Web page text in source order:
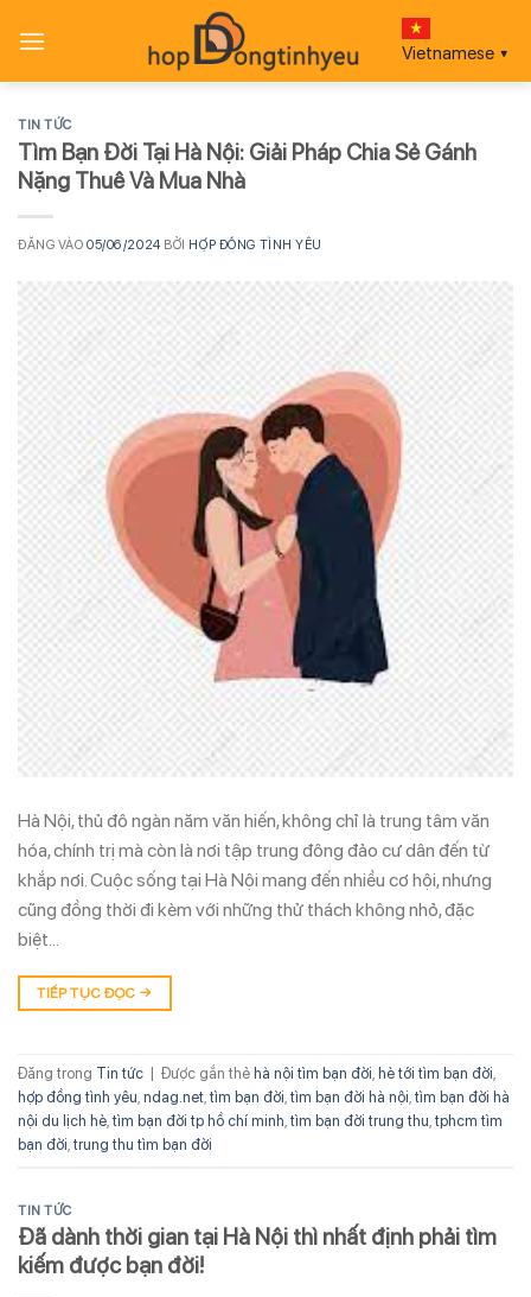
qua
Vietnamese ▼
TIN TỨC
Tìm Bạn Đời Tại Hà Nội: Giải Pháp Chia Sẻ Gánh
Nặng Thuê Và Mua Nhà
ĐĂNG VÀO05/06/2024 BỞI HỢP ĐỒNG TÌNH YÊU
Hà Nội, thủ đô ngàn năm văn hiến, không chỉ là trung tâm văn
hóa, chính trị mà còn là nơi tập trung đông đảo cư dân đến từ
khắp nơi. Cuộc sống tại Hà Nội mang đến nhiều cơ hội, nhưng
cũng đồng thời đi kèm với những thử thách không nhỏ, đặc
biệt…
TIẾP TỤC ĐỌC →
Đăng trong Tin tức Được gắn thẻ hà nội tìm bạn đời hè tới tìm bạn đời
hợp đồng tình yêu ndag.net tìm bạn đời tìm bạn đời hà nội tìm bạn đời hà
nội du lịch hè tìm bạn đời tp hồ chí minh tìm bạn đời trung thu tphcm tìm
bạn đời trung thu tìm bạn đời
TIN TỨC
Đã dành thời gian tại Hà Nội thì nhất định phải tìm
kiếm được bạn đời!